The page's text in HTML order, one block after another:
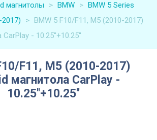
магнитолы > BMW > BMW 5 Series
> BMW 5 F10/F11, M5 (2010-2017)
- 10.25''+10.25''
F11, M5 (2010-2017)
магнитола CarPlay -
10.25''+10.25''